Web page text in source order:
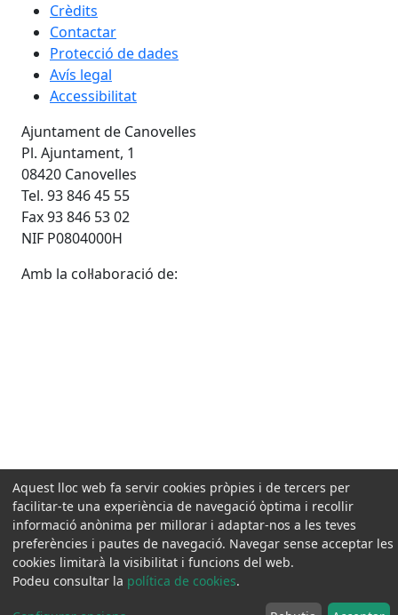
Crèdits
Contactar
Protecció de dades
Avís legal
Accessibilitat
Ajuntament de Canovelles
Pl. Ajuntament, 1
08420 Canovelles
Tel. 93 846 45 55
Fax 93 846 53 02
NIF P0804000H
Amb la col·laboració de:
Aquest lloc web fa servir cookies pròpies i de tercers per
facilitar-te una experiència de navegació òptima i recollir
informació anònima per millorar i adaptar-nos a les teves
preferències i pautes de navegació. Navegar sense acceptar les
cookies limitarà la visibilitat i funcions del web.
Podeu consultar la política de cookies.